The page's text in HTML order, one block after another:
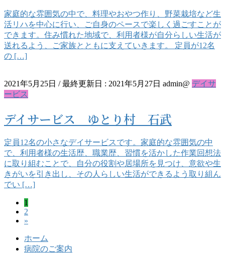
家庭的な雰囲気の中で、料理やおやつ作り、野菜栽培など生
活リハを中心に行い、ご自身のペースで楽しく過ごすことが
できます。住み慣れた地域で、利用者様が自分らしい生活が
送れるよう、ご家族とともに支えていきます。 定員が12名
の […]
2021年5月25日 / 最終更新日 : 2021年5月27日 admin@ デイサ
ービス
デイサービス ゆとり村 石武
定員12名の小さなデイサービスです。家庭的な雰囲気の中
で、利用者様の生活歴、職業歴、習慣を活かした作業回想法
に取り組むことで、自分の役割や居場所を見つけ、意欲や生
きがいを引き出し、その人らしい生活ができるよう取り組ん
でい […]
ペ
ー
ジ
1
ペ
ー
2
»
ホーム
病院のご案内